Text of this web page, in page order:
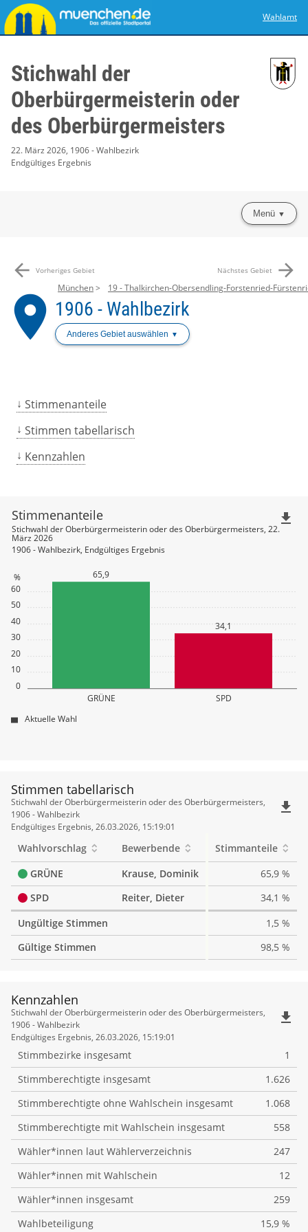
Wahlamt
Stichwahl der
Oberbürgermeisterin oder
des Oberbürgermeisters
22. März 2026, 1906 - Wahlbezirk
Endgültiges Ergebnis
Menü
arrow_back Vorheriges Gebiet Nächstes Gebiet arrow_forward
place
München 19 - Thalkirchen-Obersendling-Forstenried-
1906 - Wahlbezirk
Anderes Gebiet auswählen
Stimmenanteile
Stimmen tabellarisch
Kennzahlen
0
10
20
30
40
50
60
%
GRÜNE SPD
65,9
34,1
Stimmenanteile
Stichwahl der Oberbürgermeisterin oder des Oberbürgermeisters, 22.
März 2026
1906 - Wahlbezirk, Endgültiges Ergebnis
Aktuelle Wahl
file_download
Stimmen tabellarisch
Stimmen
tabellarisch
Stichwahl der Oberbürgermeisterin oder des Oberbürgermeisters,
1906 - Wahlbezirk
Endgültiges Ergebnis, 26.03.2026, 15:19:01
file_download
Wahlvorschlag Bewerbende
Stimmanteile
GRÜNE
Krause, Dominik
65,9 %
SPD
Reiter, Dieter
34,1 %
Ungültige Stimmen
1,5 %
Gültige Stimmen
98,5 %
Kennzahlen
Kennzahlen
Stichwahl der Oberbürgermeisterin oder des Oberbürgermeisters,
1906 - Wahlbezirk
Endgültiges Ergebnis, 26.03.2026, 15:19:01
file_download
Stimmbezirke insgesamt
1
Stimmberechtigte insgesamt
1.626
Stimmberechtigte ohne Wahlschein insgesamt
1.068
Stimmberechtigte mit Wahlschein insgesamt
558
Wähler*innen laut Wählerverzeichnis
247
Wähler*innen mit Wahlschein
12
Wähler*innen insgesamt
259
Wahlbeteiligung
15,9 %